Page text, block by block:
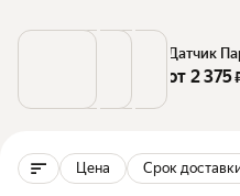
Датчик
от 2 375
Цена Срок